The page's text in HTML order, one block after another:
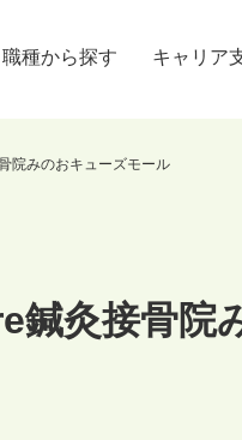
職種から探す キャリア
院みのおキューズモール
鍼灸接骨院